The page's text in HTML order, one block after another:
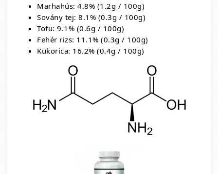
Marhahús: 4.8% (1.2g / 100g)
Sovány tej: 8.1% (0.3g / 100g)
Tofu: 9.1% (0.6g / 100g)
Fehér rizs: 11.1% (0.3g / 100g)
Kukorica: 16.2% (0.4g / 100g)